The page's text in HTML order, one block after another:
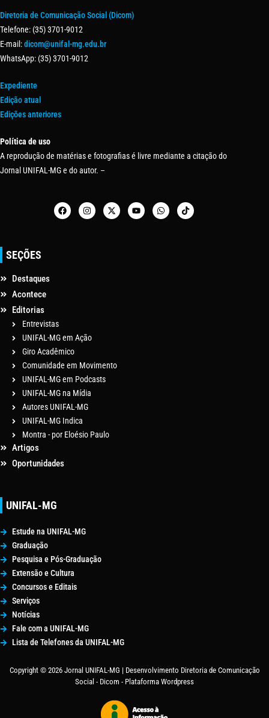
Diretoria de Comunicação Social (Dicom)
Telefone: (35) 3701-9012
E-mail:dicom@unifal-mg.edu.br
WhatsApp: (35) 3701-9012
Expediente
Edição atual
Edições anteriores
Política de uso
A reprodução de matérias e fotografias é livre mediante a citação do
Jornal UNIFAL-MG e do autor. –
SEÇÕES
Destaques
Acontece
Editorias
Entrevistas
UNIFAL-MG em Ação
Giro Acadêmico
Comunidade em Movimento
UNIFAL-MG em Podcasts
UNIFAL-MG na Mídia
Autores UNIFAL-MG
UNIFAL-MG Indica
Montra - por Eloésio Paulo
Artigos
Oportunidades
UNIFAL-MG
Estude na UNIFAL-MG
Graduação
Pesquisa e Pós-Graduação
Extensão e Cultura
Concursos e Editais
Serviços
Notícias
Fale com a UNIFAL-MG
Lista de Telefones da UNIFAL-MG
Copyright © 2026 Jornal UNIFAL-MG | Desenvolvimento Diretoria de Comunicação
Social - Dicom - Plataforma Wordpress